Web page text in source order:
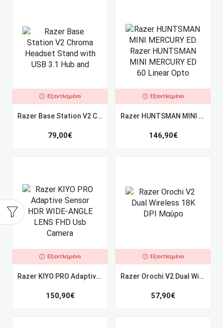
Εξαντλημένο
Razer Base Station V2 Chroma Headset Stand with USB 3.1 Hub and
79,00€
Εξαντλημένο
Razer HUNTSMAN MINI MERCURY ED. Razer HUNTSMAN MINI MERCURY ED 60 Linear Opto
146,90€
Εξαντλημένο
Razer KIYO PRO Adaptive Sensor HDR WIDE-ANGLE LENS FHD Usb Camera
150,90€
Εξαντλημένο
Razer Orochi V2 Dual Wireless 18K DPI Μαύρο
57,90€